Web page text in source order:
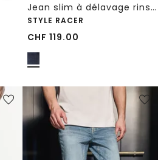
Jean slim à délavage rinsed
STYLE RACER
CHF 119.00